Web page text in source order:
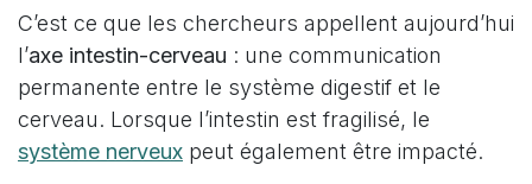
C’est ce que les chercheurs appellent aujourd’hui
l’axe intestin-cerveau : une communication
permanente entre le système digestif et le
cerveau. Lorsque l’intestin est fragilisé, le
système nerveux peut également être impacté.